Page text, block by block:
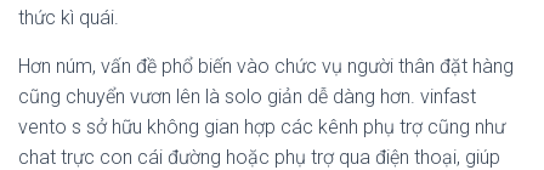
thức kì quái.
Hơn núm, vấn đề phổ biến vào chức vụ người thân đặt hàng
cũng chuyển vươn lên là solo giản dễ dàng hơn. vinfast
vento s sở hữu không gian hợp các kênh phụ trợ cũng như
chat trực con cái đường hoặc phụ trợ qua điện thoại, giúp